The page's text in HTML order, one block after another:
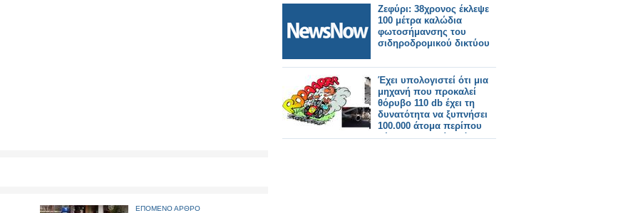
ΕΠΟΜΕΝΟ ΑΡΘΡΟ
Ζεφύρι: 38χρονος έκλεψε
100 μέτρα καλώδια
φωτοσήμανσης του
σιδηροδρομικού δικτύου
Έχει υπολογιστεί ότι μια
μηχανή που προκαλεί
θόρυβο 110 db έχει τη
δυνατότητα να ξυπνήσει
100.000 άτομα περίπου
μέχρι να διασχίσει όλη